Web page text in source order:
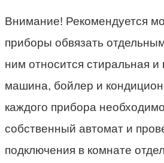
Внимание! Рекомендуется
приборы обвязать
ним относится стиральная и
машина, бойлер и
каждого прибора
собственный автомат и
подключения в комнате